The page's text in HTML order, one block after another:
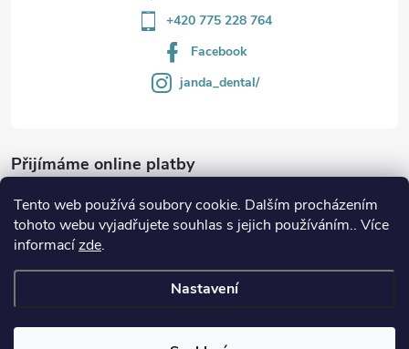
Tento web používá soubory cookie. Dalším procházením
tohoto webu vyjadřujete souhlas s jejich používáním.. Více
informacízde.
Nastavení
+420 775 228 764
Facebook
janda_dental/
Přijímáme online platby
Copyright 2026JANDA-DENTAL.cz. Všechna práva vyhrazena.